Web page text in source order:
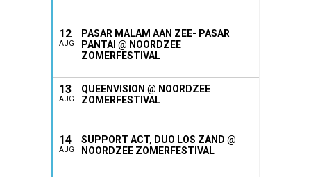
12
AUG
PASAR MALAM AAN ZEE- PASAR
PANTAI @ NOORDZEE
ZOMERFESTIVAL
13
AUG
QUEENVISION @ NOORDZEE
ZOMERFESTIVAL
14
AUG
SUPPORT ACT, DUO LOS ZAND @
NOORDZEE ZOMERFESTIVAL